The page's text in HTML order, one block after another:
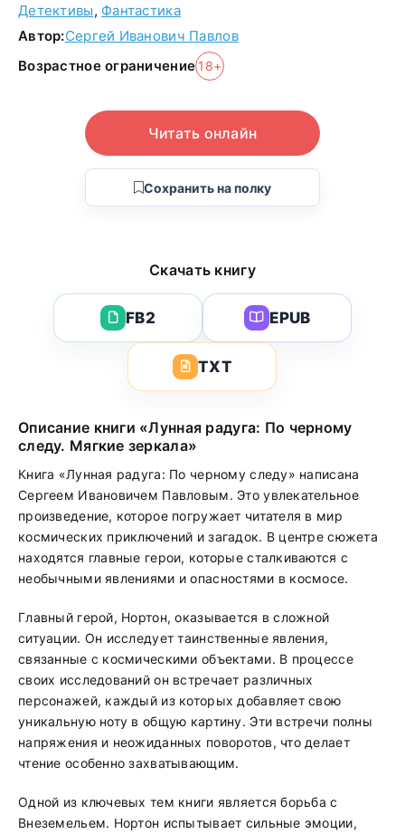
Детективы, Фантастика
Автор:Сергей Иванович Павлов
Возрастное ограничение 18+
Читать онлайн
Сохранить на полку
Скачать книгу
FB2 EPUB
TXT
Описание книги «Лунная радуга: По черному
следу. Мягкие зеркала»
Книга «Лунная радуга: По черному следу» написана
Сергеем Ивановичем Павловым. Это увлекательное
произведение, которое погружает читателя в мир
космических приключений и загадок. В центре сюжета
находятся главные герои, которые сталкиваются с
необычными явлениями и опасностями в космосе.
Главный герой, Нортон, оказывается в сложной
ситуации. Он исследует таинственные явления,
связанные с космическими объектами. В процессе
своих исследований он встречает различных
персонажей, каждый из которых добавляет свою
уникальную ноту в общую картину. Эти встречи полны
напряжения и неожиданных поворотов, что делает
чтение особенно захватывающим.
Одной из ключевых тем книги является борьба с
Внеземельем. Нортон испытывает сильные эмоции,